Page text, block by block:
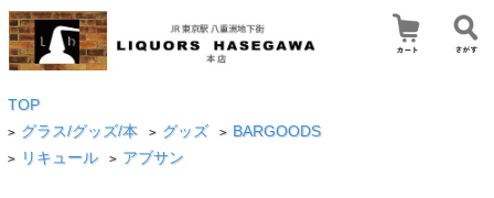
TOP
> グラス/グッズ/本 > グッズ > BARGOODS
> リキュール > アブサン